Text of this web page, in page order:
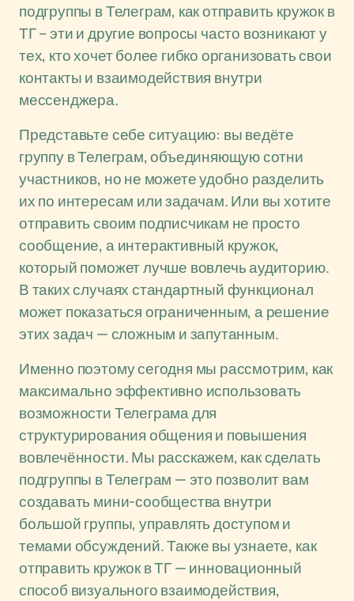
подгруппы в Телеграм, как отправить кружок в
ТГ – эти и другие вопросы часто возникают у
тех, кто хочет более гибко организовать свои
контакты и взаимодействия внутри
мессенджера.
Представьте себе ситуацию: вы ведёте
группу в Телеграм, объединяющую сотни
участников, но не можете удобно разделить
их по интересам или задачам. Или вы хотите
отправить своим подписчикам не просто
сообщение, а интерактивный кружок,
который поможет лучше вовлечь аудиторию.
В таких случаях стандартный функционал
может показаться ограниченным, а решение
этих задач — сложным и запутанным.
Именно поэтому сегодня мы рассмотрим, как
максимально эффективно использовать
возможности Телеграма для
структурирования общения и повышения
вовлечённости. Мы расскажем, как сделать
подгруппы в Телеграм — это позволит вам
создавать мини-сообщества внутри
большой группы, управлять доступом и
темами обсуждений. Также вы узнаете, как
отправить кружок в ТГ — инновационный
способ визуального взаимодействия,